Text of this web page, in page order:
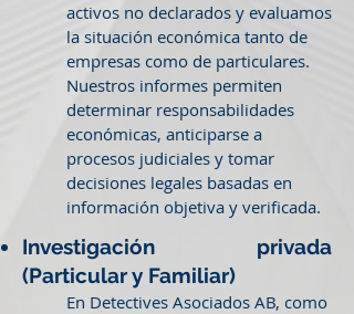
activos no declarados y evaluamos
la situación económica tanto de
empresas como de particulares.
Nuestros informes permiten
determinar responsabilidades
económicas, anticiparse a
procesos judiciales y tomar
decisiones legales basadas en
información objetiva y verificada.
Investigación privada
(Particular y Familiar)
En Detectives Asociados AB, como